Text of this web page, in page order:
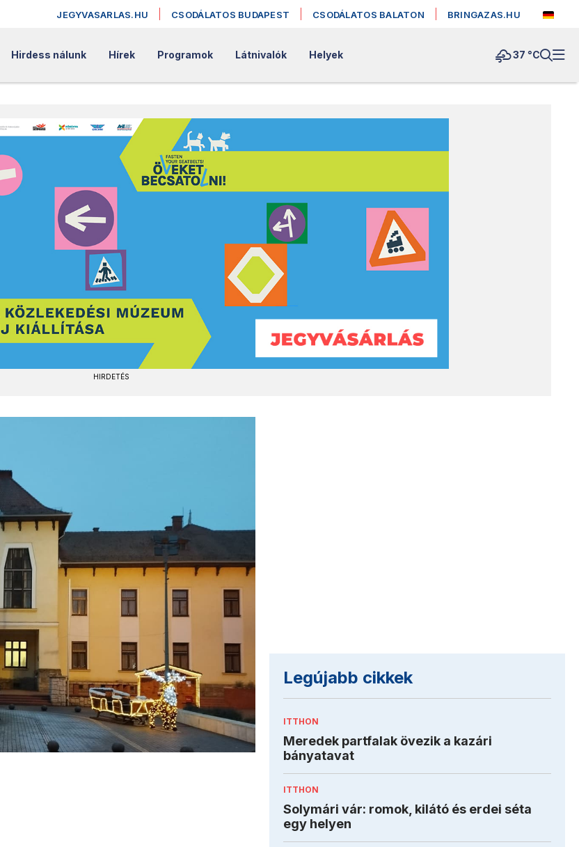
JEGYVASARLAS.HU CSODÁLATOS BUDAPEST CSODÁLATOS BALATON BRINGAZAS.HU
Hirdess nálunk Hírek Programok Látnivalók Helyek 37 °C
HIRDETÉS
Legújabb cikkek
ITTHON
Meredek partfalak övezik a kazári
bányatavat
ITTHON
Solymári vár: romok, kilátó és erdei séta
egy helyen